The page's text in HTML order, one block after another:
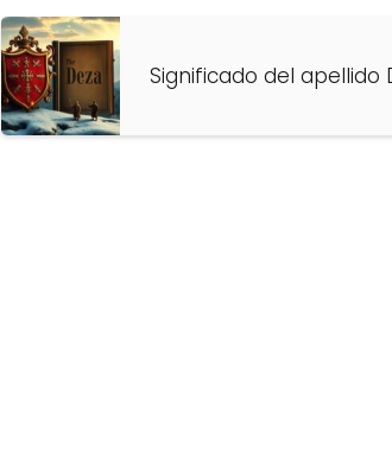
Significado del apellido